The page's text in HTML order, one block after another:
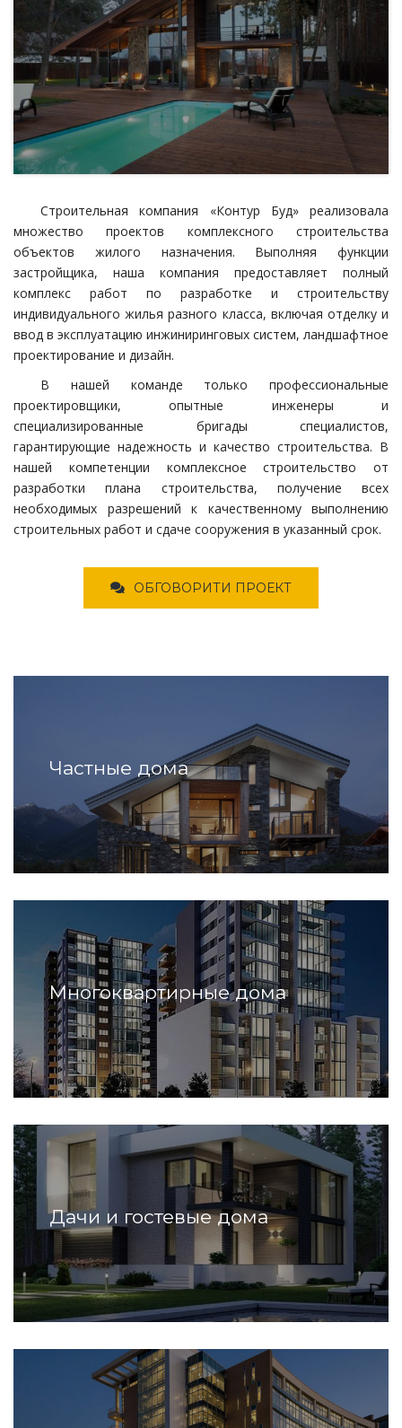
Строительная компания «Контур Буд» реализовала
множество проектов комплексного строительства
объектов жилого назначения. Выполняя функции
застройщика, наша компания предоставляет полный
комплекс работ по разработке и строительству
индивидуального жилья разного класса, включая отделку и
ввод в эксплуатацию инжиниринговых систем, ландшафтное
проектирование и дизайн.
В нашей команде только профессиональные
проектировщики, опытные инженеры и
специализированные бригады специалистов,
гарантирующие надежность и качество строительства. В
нашей компетенции комплексное строительство от
разработки плана строительства, получение всех
необходимых разрешений к качественному выполнению
строительных работ и сдаче сооружения в указанный срок.
ОБГОВОРИТИ ПРОЕКТ
Частные дома
Многоквартирные дома
Дачи и гостевые дома